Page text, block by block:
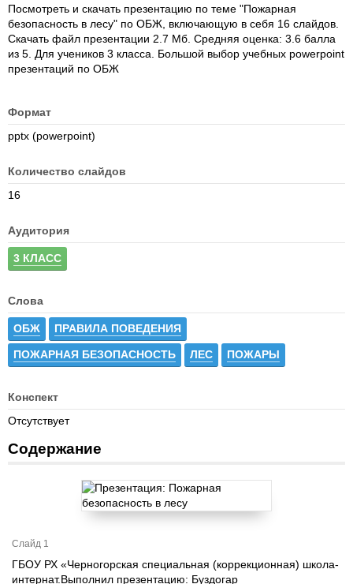
Посмотреть и скачать презентацию по теме "Пожарная
безопасность в лесу" по ОБЖ, включающую в себя 16 слайдов.
Скачать файл презентации 2.7 Мб. Средняя оценка: 3.6 балла
из 5. Для учеников 3 класса. Большой выбор учебных powerpoint
презентаций по ОБЖ
Формат
pptx (powerpoint)
Количество слайдов
16
Аудитория
3 КЛАСС
Слова
ОБЖ ПРАВИЛА ПОВЕДЕНИЯ
ПОЖАРНАЯ БЕЗОПАСНОСТЬ ЛЕС ПОЖАРЫ
Конспект
Отсутствует
Содержание
Слайд 1
ГБОУ РХ «Черногорская специальная (коррекционная) школа-
интернат.Выполнил презентацию: Буздогар